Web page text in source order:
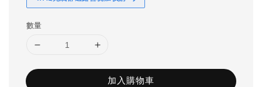
數量
加入購物車